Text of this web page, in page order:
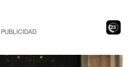
21
PUBLICIDAD